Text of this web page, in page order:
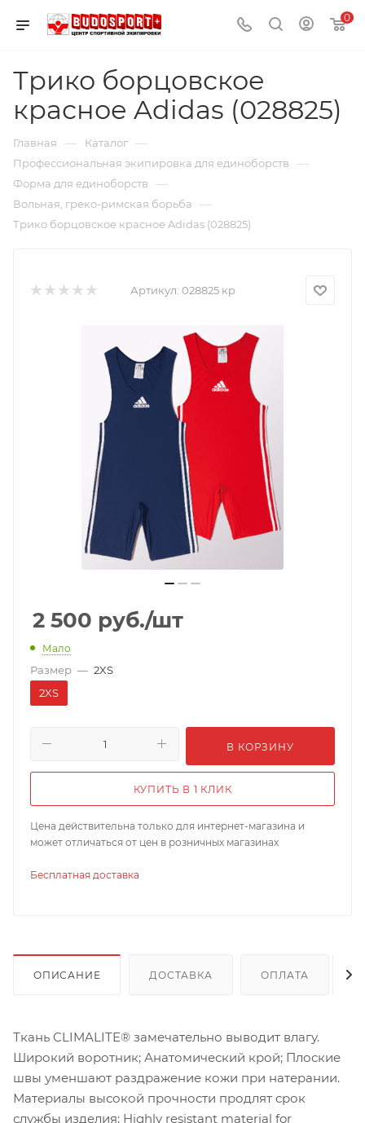
0
Трико борцовское
красное Adidas (028825)
Главная — Каталог —
Профессиональная экипировка для единоборств —
Форма для единоборств —
Вольная, греко-римская борьба —
Трико борцовское красное Adidas (028825)
Артикул: 028825 кр
2 500 руб./шт
Мало
Размер — 2XS
2XS
В КОРЗИНУ
КУПИТЬ В 1 КЛИК
Цена действительна только для интернет-магазина и
может отличаться от цен в розничных магазинах
Бесплатная доставка
ОПИСАНИЕ ДОСТАВКА ОПЛАТА
Ткань CLIMALITE® замечательно выводит влагу.
Широкий воротник; Анатомический крой; Плоские
швы уменшают раздражение кожи при натерании.
Материалы высокой прочности продлят срок
службы изделия; Highly resistant material for